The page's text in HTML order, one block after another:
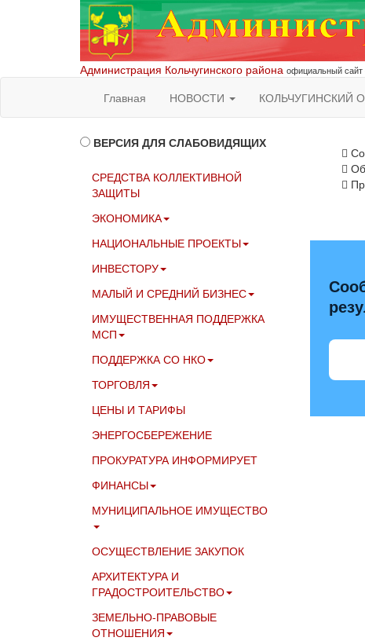
Администрация Кольчугинского района официальный сайт
Главная НОВОСТИ КОЛЬЧУГИНСКИЙ
ВЕРСИЯ ДЛЯ СЛАБОВИДЯЩИХ
СРЕДСТВА КОЛЛЕКТИВНОЙ
ЗАЩИТЫ
ЭКОНОМИКА
НАЦИОНАЛЬНЫЕ ПРОЕКТЫ
ИНВЕСТОРУ
МАЛЫЙ И СРЕДНИЙ БИЗНЕС
ИМУЩЕСТВЕННАЯ ПОДДЕРЖКА
МСП
ПОДДЕРЖКА СО НКО
ТОРГОВЛЯ
ЦЕНЫ И ТАРИФЫ
ЭНЕРГОСБЕРЕЖЕНИЕ
ПРОКУРАТУРА ИНФОРМИРУЕТ
ФИНАНСЫ
МУНИЦИПАЛЬНОЕ ИМУЩЕСТВО
ОСУЩЕСТВЛЕНИЕ ЗАКУПОК
АРХИТЕКТУРА И
ГРАДОСТРОИТЕЛЬСТВО
ЗЕМЕЛЬНО-ПРАВОВЫЕ
ОТНОШЕНИЯ